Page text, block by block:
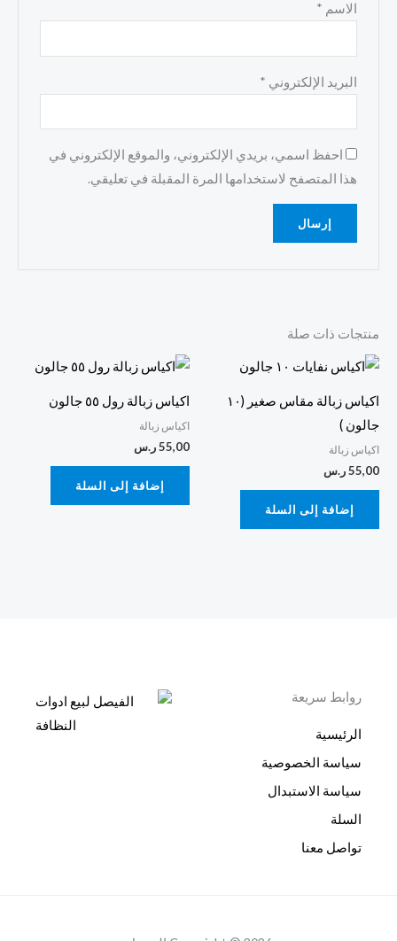
الاسم *
البريد الإلكتروني *
احفظ اسمي، بريدي الإلكتروني، والموقع الإلكتروني في
هذا المتصفح لاستخدامها المرة المقبلة في تعليقي.
منتجات ذات صلة
اكياس زبالة مقاس صغير (١٠
جالون )
اكياس زبالة
55,00ر.س
إضافة إلى السلة
اكياس زبالة رول ٥٥ جالون
اكياس زبالة
55,00ر.س
إضافة إلى السلة
روابط سريعة
الرئيسية
سياسة الخصوصية
سياسة الاستبدال
السلة
تواصل معنا